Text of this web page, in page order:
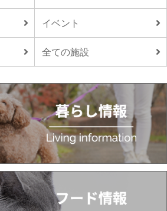
イベント
全ての施設